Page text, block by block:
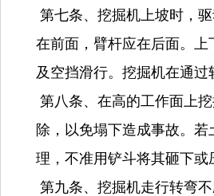
第七条、挖掘机上坡时，
在前面，臂杆应在后面。上
及空挡滑行。挖掘机在通
第八条、在高的工作面上
除，以免塌下造成事故。
理，不准用铲斗将其砸下或
第九条、挖掘机走行转弯